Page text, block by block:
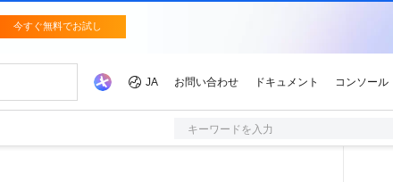
キーワードを入力